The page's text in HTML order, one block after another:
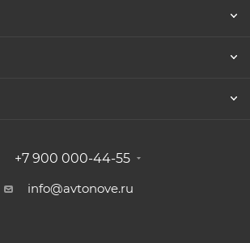
+7 900 000-44-55
info@avtonove.ru